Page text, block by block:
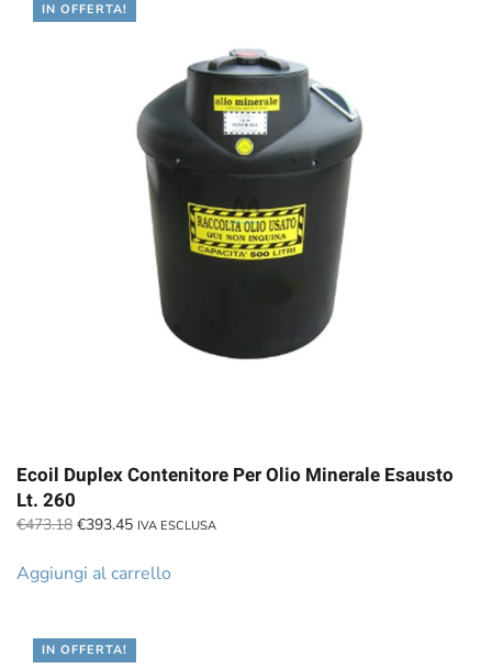
IN OFFERTA!
Ecoil Duplex Contenitore Per Olio Minerale Esausto
Lt. 260
€473.18 Il
originale
€393.45Il
attuale
IVA ESCLUSA
Aggiungi al carrello
IN OFFERTA!